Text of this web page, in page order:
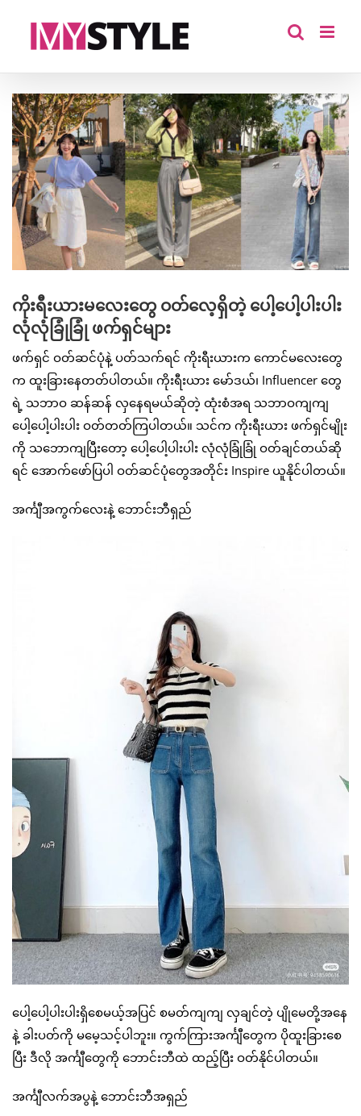
View
Larger
Image
ကိုးရီးယားမလေးတွေ ဝတ်လေ့ရှိတဲ့ ပေါ့ပေါ့ပါးပါး
လုံလုံခြုံခြုံ ဖက်ရှင်များ
ဖက်ရှင် ဝတ်ဆင်ပုံနဲ့ ပတ်သက်ရင် ကိုးရီးယားက ကောင်မလေးတွေ
က ထူးခြားနေတတ်ပါတယ်။ ကိုးရီးယား မော်ဒယ်၊ Influencer တွေ
ရဲ့ သဘာဝ ဆန်ဆန် လှနေရမယ်ဆိုတဲ့ ထုံးစံအရ သဘာဝကျကျ
ပေါ့ပေါ့ပါးပါး ဝတ်တတ်ကြပါတယ်။ သင်က ကိုးရီးယား ဖက်ရှင်မျိုး
ကို သဘောကျပြီးတော့ ပေါ့ပေါ့ပါးပါး လုံလုံခြုံခြုံ ဝတ်ချင်တယ်ဆို
ရင် အောက်ဖော်ပြပါ ဝတ်ဆင်ပုံတွေအတိုင်း Inspire ယူနိုင်ပါတယ်။
အင်္ကျီအကွက်လေးနဲ့ ဘောင်းဘီရှည်
ပေါ့ပေါ့ပါးပါးရှိစေမယ့်အပြင် စမတ်ကျကျ လှချင်တဲ့ ပျိုမေတို့အနေ
နဲ့ ခါးပတ်ကို မမေ့သင့်ပါဘူး။ ကွက်ကြားအင်္ကျီတွေက ပိုထူးခြားစေ
ပြီး ဒီလို အင်္ကျီတွေကို ဘောင်းဘီထဲ ထည့်ပြီး ဝတ်နိုင်ပါတယ်။
အင်္ကျီလက်အပွနဲ့ ဘောင်းဘီအရှည်